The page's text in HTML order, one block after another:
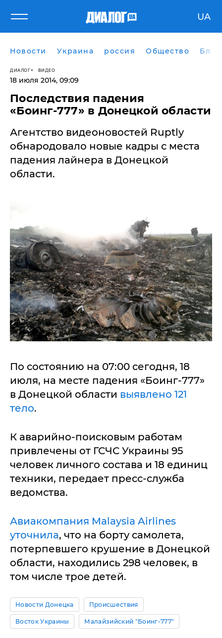
UA
Новости Украина россия Общество
ДИАЛОГ ВИДЕО
18 июля 2014, 09:09
Последствия падения
«Боинг-777» в Донецкой области
Агентство видеоновостей Ruptly
обнародовало новые кадры с места
падения лайнера в Донецкой
области.
По состоянию на 07:00 сегодня, 18
июля, на месте падения «Боинг-777»
в Донецкой области выявлено 121
тело.
К аварийно-поисковым работам
привлечены от ГСЧС Украины 95
человек личного состава и 18 единиц
техники, передает пресс-служба
ведомства.
Авиакомпания Malaysia Airlines
уточнила, что на борту самолета,
потерпевшего крушение в Донецкой
области, находились 298 человек, в
том числе трое детей.
Новости Донецка Происшествия
Восток Украины Малайзийский "Боинг-777"